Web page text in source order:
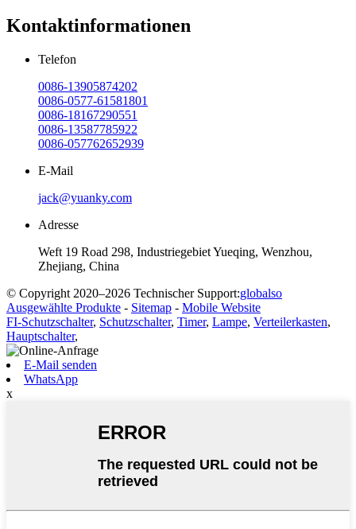
Kontaktinformationen
Telefon
0086-13905874202
0086-0577-61581801
0086-18167290551
0086-13587785922
0086-057762652939
E-Mail
jack@yuanky.com
Adresse
Weft 19 Road 298, Industriegebiet Yueqing, Wenzhou,
Zhejiang, China
© Copyright 2020–2026 Technischer Support:globalso
Ausgewählte Produkte - Sitemap - Mobile Website
FI-Schutzschalter, Schutzschalter, Timer, Lampe, Verteilerkasten,
Hauptschalter,
E-Mail senden
WhatsApp
x